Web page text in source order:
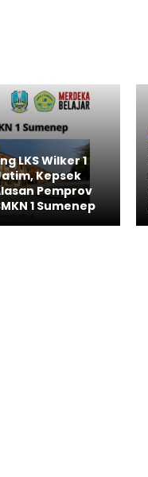
LKS Wilker 1
Kepsek
Pemprov
1 Sumenep